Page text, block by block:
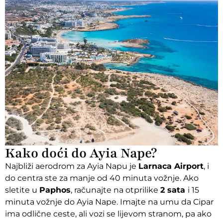
Kako doći do Ayia Nape?
Najbliži aerodrom za Ayia Napu je Larnaca Airport, i
do centra ste za manje od 40 minuta vožnje. Ako
sletite u Paphos, računajte na otprilike 2 sata i 15
minuta vožnje do Ayia Nape. Imajte na umu da Cipar
ima odlične ceste, ali vozi se lijevom stranom, pa ako